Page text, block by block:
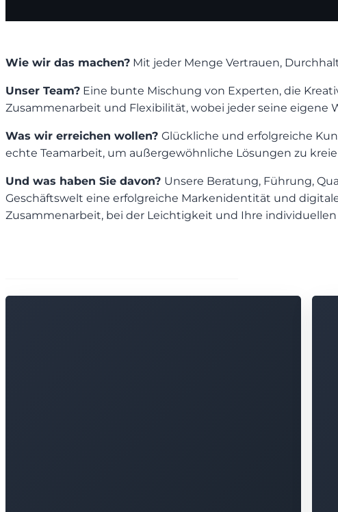
Wie wir das machen? Mit jeder Menge Vertrauen,
Unser Team? Eine bunte Mischung von Experten, die
Zusammenarbeit und Flexibilität, wobei jeder seine eigene
Was wir erreichen wollen? Glückliche und erfolgreiche
echte Teamarbeit, um außergewöhnliche Lösungen zu
Und was haben Sie davon? Unsere Beratung, Führung,
Geschäftswelt eine erfolgreiche Markenidentität und
Zusammenarbeit, bei der Leichtigkeit und Ihre